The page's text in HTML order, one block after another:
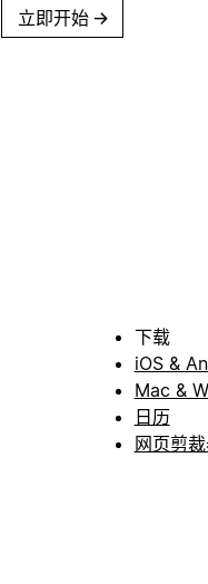
立即开始 →
下载
iOS &
Mac &
日历
网页剪